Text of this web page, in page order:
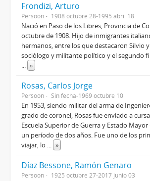
Frondizi, Arturo
Persoon 1908 octubre 28-1995 abril 18
Nació en Paso de los Libres, Provincia de
octubre de 1908. Hijo de inmigrantes
hermanos, entre los que destacaron Silvio
sociólogo y militante político y el segundo
... »
Rosas, Carlos Jorge
Persoon Sin fecha-1969 octubre 10
En 1953, siendo militar del arma de
grado de coronel, Rosas fue enviado a
Escuela Superior de Guerra y Estado
un período de dos años. Fue uno de los
viajar, lo ... »
Díaz Bessone, Ramón Genaro
Persoon 1925 octubre 27-2017 junio 03